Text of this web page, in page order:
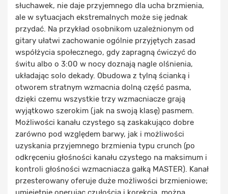
słuchawek, nie daje przyjemnego dla ucha brzmienia,
ale w sytuacjach ekstremalnych może się jednak
przydać. Na przykład osobnikom uzależnionym od
gitary ułatwi zachowanie ogólnie przyjętych zasad
współżycia społecznego, gdy zapragną ćwiczyć do
świtu albo o 3:00 w nocy doznają nagle olśnienia,
układając solo dekady. Obudowa z tylną ścianką i
otworem stratnym wzmacnia dolną część pasma,
dzięki czemu wszystkie trzy wzmacniacze grają
wyjątkowo szerokim (jak na swoją klasę) pasmem.
Możliwości kanału czystego są zaskakująco dobre
zarówno pod względem barwy, jak i możliwości
uzyskania przyjemnego brzmienia typu crunch (po
odkręceniu głośności kanału czystego na maksimum i
kontroli głośności wzmacniacza gałką MASTER). Kanał
przesterowany oferuje duże możliwości brzmieniowe;